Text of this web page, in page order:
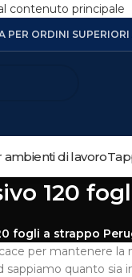
contenuto principale
PER ORDINI
di lavoro
120
fogli a strappo
per mantenere
sappiamo quanto